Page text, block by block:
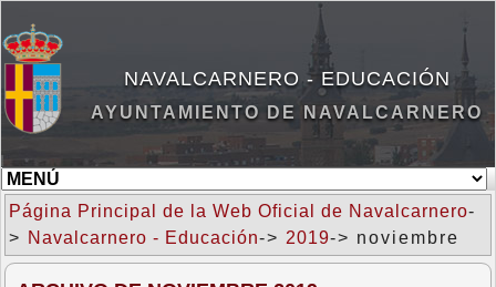
NAVALCARNERO - EDUCACIÓN
AYUNTAMIENTO DE NAVALCARNERO
Página Principal de la Web Oficial de Navalcarnero-
> Navalcarnero - Educación-> 2019-> noviembre